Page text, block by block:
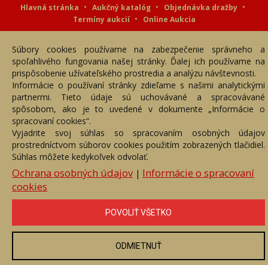
Hlavná stránka Aukčný katalóg
Objednávka dražby
Termíny aukcií
Online Aukcia
Akékoľvek používanie obrazových a textových súčastí tejto stránky je
podmienené výslovným súhlasom jej vlastníka. Všetky práva sú
vyhradené.
Súbory cookies používame na zabezpečenie správneho a
spoľahlivého fungovania našej stránky. Ďalej ich používame na
prispôsobenie užívateľského prostredia a analýzu návštevnosti.
Informácie o používaní stránky zdieľame s našimi analytickými
partnermi. Tieto údaje sú uchovávané a spracovávané
spôsobom, ako je to uvedené v dokumente „Informácie o
spracovaní cookies“.
Vyjadrite svoj súhlas so spracovaním osobných údajov
prostredníctvom súborov cookies použitím zobrazených tlačidiel.
Súhlas môžete kedykoľvek odvolať.
Ochrana osobných údajov| Informácie o spracovaní
cookies
POVOLIŤ VŠETKO
ODMIETNUŤ